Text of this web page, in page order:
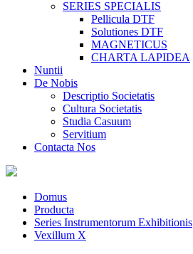
SERIES SPECIALIS
Pellicula DTF
Solutiones DTF
MAGNETICUS
CHARTA LAPIDEA
Nuntii
De Nobis
Descriptio Societatis
Cultura Societatis
Studia Casuum
Servitium
Contacta Nos
Domus
Producta
Series Instrumentorum Exhibitionis
Vexillum X